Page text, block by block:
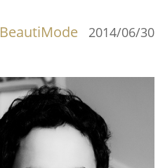
BeautiMode 2014/06/30